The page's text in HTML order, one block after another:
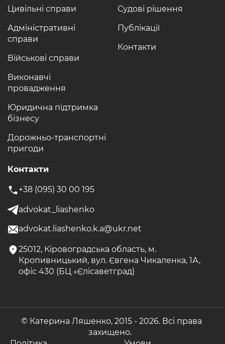
Судові рішення
Публікації
Контакти
Цивільні справи
Адміністративні
справи
Військові справи
Виконавчі
провадження
Юридична підтримка
бізнесу
Дорожньо-транспортні
пригоди
Контакти
+38 (095) 30 00 195
advokat_liashenko
advokat.liashenko.k.a@ukr.net
25012, Кіровоградська область, м.
Кропивницький, вул. Євгена Чикаленка, 1А,
офіс 430 (БЦ «Єлісаветград)
© Катерина Ляшенко, 2015 - 2026. Всі права
захищено.